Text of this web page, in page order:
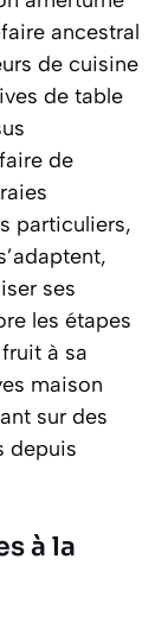
ancestral
de cuisine
de table
de
particuliers,
ses
les étapes
à sa
maison
sur des
depuis
à la